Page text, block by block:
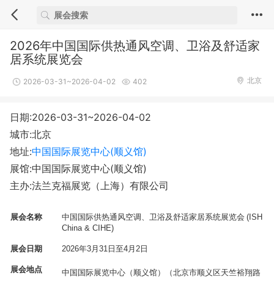
2026年中国国际供热通风空调、卫浴及舒适家
居系统展览会
2026-03-31~2026-04-02 402 北京
日期:2026-03-31~2026-04-02
城市:北京
地址:中国国际展览中心(顺义馆)
展馆:中国国际展览中心(顺义馆)
主办:法兰克福展览（上海）有限公司
展会名称 中国国际供热通风空调、卫浴及舒适家居系统展览会 (ISH
China & CIHE)
展会日期 2026年3月 31 日至4月 2 日
展会地点
中国国际展览中心（顺义馆）（北京市顺义区天竺裕翔路